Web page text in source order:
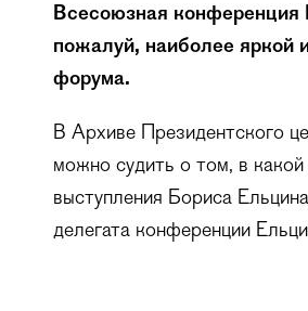
Всесоюзная
пожалуй, наиболее яркой
форума.
В Архиве Президентского
можно судить о том, в
выступления Бориса
делегата конференции